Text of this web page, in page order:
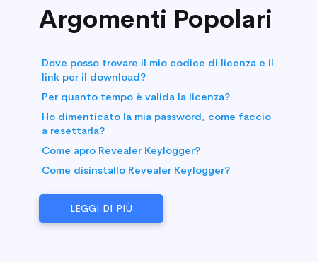
Argomenti Popolari
Dove posso trovare il mio codice di licenza e il
link per il download?
Per quanto tempo è valida la licenza?
Ho dimenticato la mia password, come faccio
a resettarla?
Come apro Revealer Keylogger?
Come disinstallo Revealer Keylogger?
LEGGI DI PIÙ